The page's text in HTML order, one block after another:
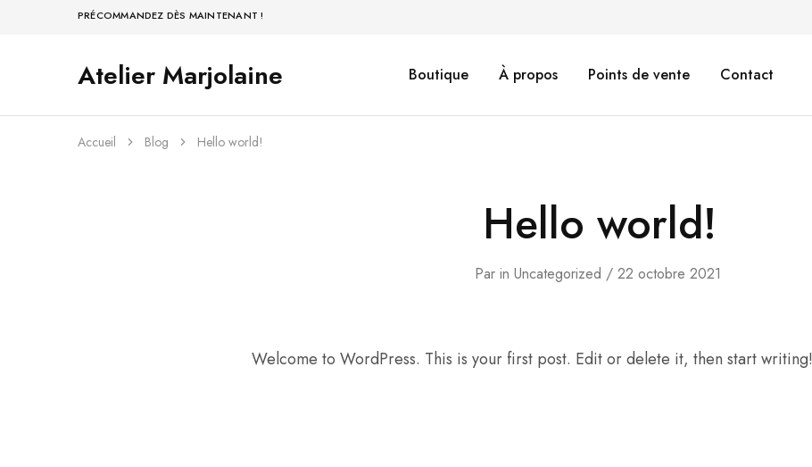
PRÉCOMMANDEZ DÈS MAINTENANT !
Atelier Marjolaine
Atelier
Créations
la
main
à
Boutique À propos Points de vente Contact
Accueil Blog Hello world!
Hello world!
Par in Uncategorized 22 octobre 2021
Welcome to WordPress. This is your first post. Edit or delete it, then start writing!